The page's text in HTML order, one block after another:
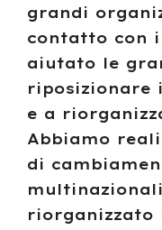
grandi
contatto con
aiutato le
riposizionare
e a
Abbiamo
di
riorganizzato